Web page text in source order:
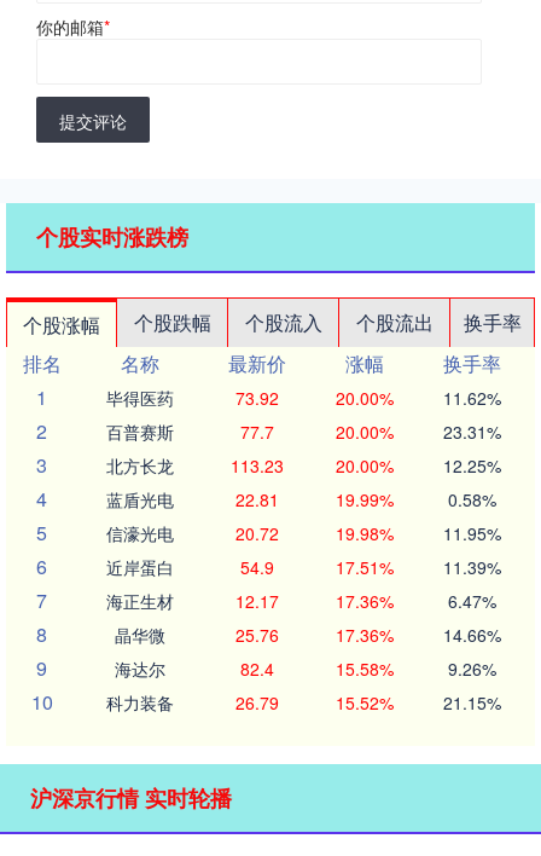
你的邮箱*
提交评论
个股实时涨跌榜
个股涨幅 个股跌幅 个股流入 个股流出
换手率
排名
名称 最新价 涨幅
换手率
1
毕得医药 73.92 20.00% 11.62%
2 百普赛斯 77.7 20.00% 23.31%
3 北方长龙 113.23 20.00% 12.25%
4 蓝盾光电 22.81 19.99% 0.58%
5 信濠光电 20.72 19.98% 11.95%
6 近岸蛋白 54.9 17.51% 11.39%
7 海正生材 12.17 17.36% 6.47%
8 晶华微 25.76 17.36% 14.66%
9 海达尔 82.4 15.58% 9.26%
10 科力装备 26.79 15.52% 21.15%
沪深京行情 实时轮播